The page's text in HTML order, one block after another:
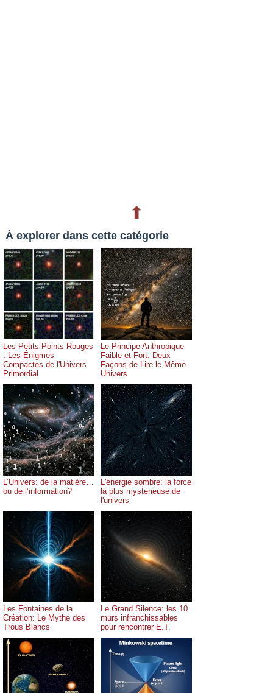
⬆
À explorer dans cette catégorie
Les Petits Points Rouges
: Les Énigmes
Compactes de l'Univers
Primordial
Le Principe Anthropique
Faible et Fort: Deux
Façons de Lire le Même
Univers
L’Univers: de la matière…
ou de l’information?
L'énergie sombre: la force
la plus mystérieuse de
l'univers
Les Fontaines de la
Création: Le Mythe des
Trous Blancs
Le Grand Silence: les 10
murs infranchissables
pour rencontrer E.T.